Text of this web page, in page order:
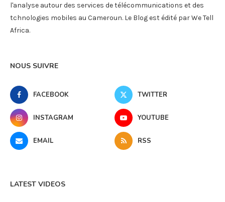
l'analyse autour des services de télécommunications et des
tchnologies mobiles au Cameroun. Le Blog est édité par We Tell
Africa.
NOUS SUIVRE
FACEBOOK TWITTER
INSTAGRAM YOUTUBE
EMAIL RSS
LATEST VIDEOS